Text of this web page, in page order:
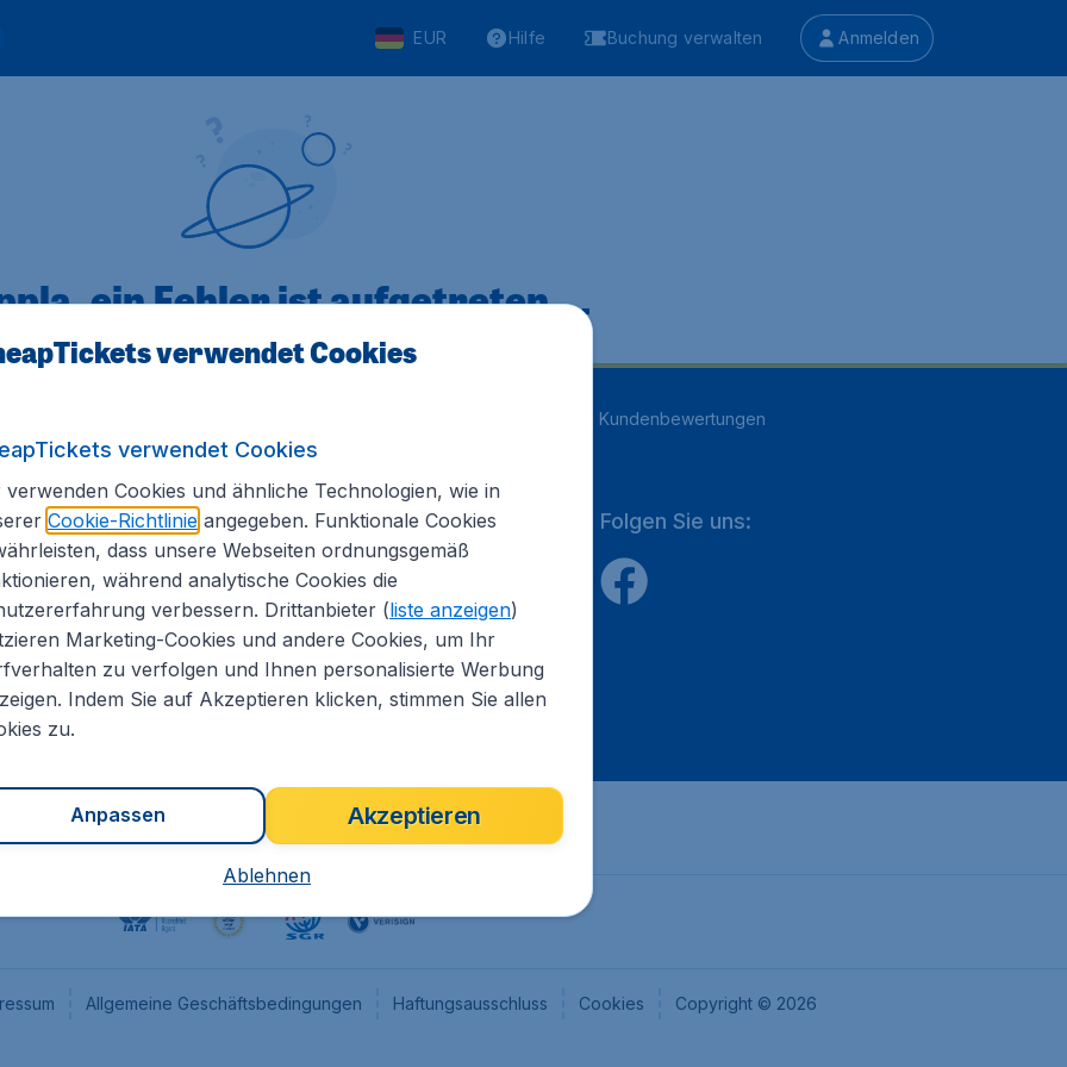
EUR Hilfe Buchung verwalten Anmelden
ein Fehler ist aufgetreten ...
Kundenbewertungen
Informationen
Internationale Webseiten
CheapTickets.nl
CheapTickets.be
CheapTickets.ch
CheapTickets.sg
Flugladen.at
Folgen Sie uns:
Allgemeine Geschäftsbedingungen Haftungsausschluss Cookies Copyright © 2026
verwendet Cookies
verwendet Cookies
verwenden Cookies und ähnliche Technologien, wie in
Cookie-Richtlinieangegeben. Funktionale Cookies
dass unsere Webseiten ordnungsgemäß
während analytische Cookies die
verbessern. Drittanbieter (liste anzeigen)
Marketing-Cookies und andere Cookies, um Ihr
zu verfolgen und Ihnen personalisierte Werbung
Indem Sie auf Akzeptieren klicken, stimmen Sie allen
zu.
Akzeptieren
Anpassen
Ablehnen